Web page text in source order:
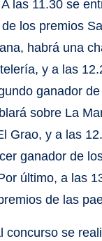
las 11.30 se
los premios
habrá una
y a las
ganador
sobre La
Grao, y a las
ganador de
último, a las
de las
concurso se